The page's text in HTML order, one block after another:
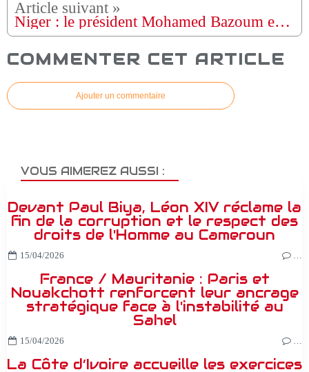
Niger : le président Mohamed Bazoum est avec sa famille et se porte bien
COMMENTER CET ARTICLE
Ajouter un commentaire
VOUS AIMEREZ AUSSI :
Devant Paul Biya, Léon XIV réclame la
fin de la corruption et le respect des
droits de l'Homme au Cameroun
15/04/2026 …
France / Mauritanie : Paris et
Nouakchott renforcent leur ancrage
stratégique face à l'instabilité au
Sahel
15/04/2026 …
La Côte d’Ivoire accueille les exercices